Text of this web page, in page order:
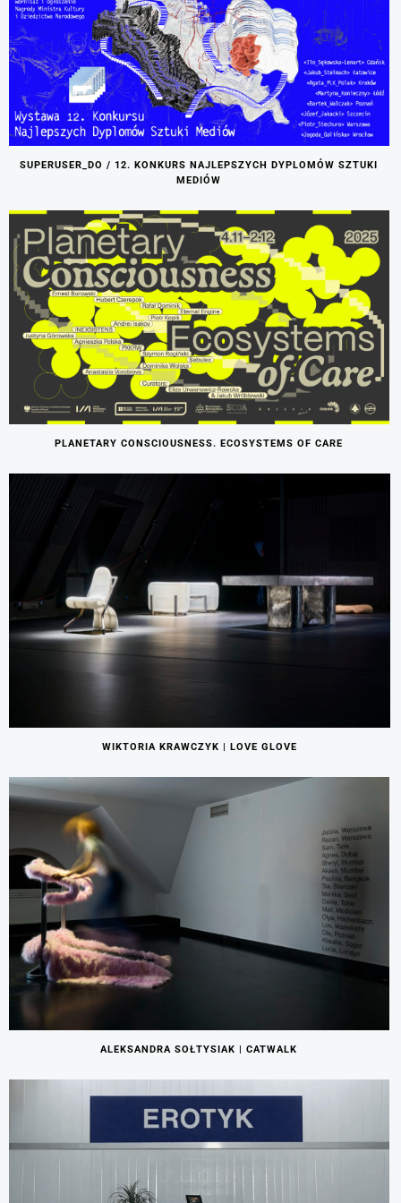
SUPERUSER_DO / 12. KONKURS NAJLEPSZYCH DYPLOMÓW SZTUKI
MEDIÓW
PLANETARY CONSCIOUSNESS. ECOSYSTEMS OF CARE
WIKTORIA KRAWCZYK | LOVE GLOVE
ALEKSANDRA SOŁTYSIAK | CATWALK